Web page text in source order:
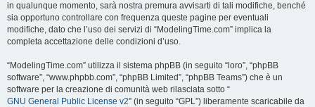
in qualunque momento, sarà nostra premura avvisarti di tali modifiche, benché
sia opportuno controllare con frequenza queste pagine per eventuali
modifiche, dato che l’uso dei servizi di “ModelingTime.com” implica la
completa accettazione delle condizioni d’uso.
“ModelingTime.com” utilizza il sistema phpBB (in seguito “loro”, “phpBB
software”, “www.phpbb.com”, “phpBB Limited”, “phpBB Teams”) che è un
software per la creazione di comunità web rilasciata sotto “
GNU General Public License v2” (in seguito “GPL”) liberamente scaricabile da